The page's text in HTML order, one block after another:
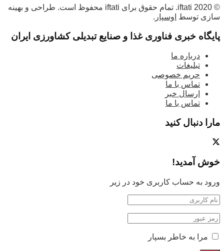
© 2020 iftati. تمام حقوق برای iftati محفوظ است. طراحی و بهینه
سازی توسط اوسپار .
پایگاه خبری فناوری غذا و صنایع تبدیلی کشاورزی ایران
درباره ما
تبلیغات
حریم خصوصی
تماس با ما
ارسال خبر
تماس با ما
مارا دنبال کنید
خوش آمدید!
ورود به حساب کاربری خود در زیر
مرا به خاطر بسپار